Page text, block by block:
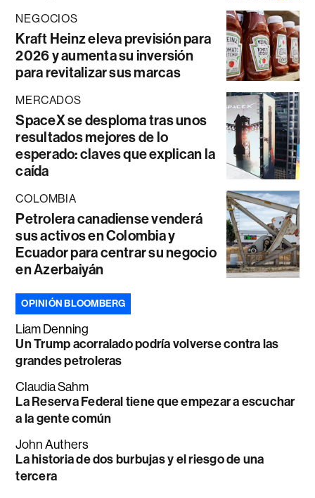
NEGOCIOS
Kraft Heinz eleva previsión para
2026 y aumenta su inversión
para revitalizar sus marcas
MERCADOS
SpaceX se desploma tras unos
resultados mejores de lo
esperado: claves que explican la
caída
COLOMBIA
Petrolera canadiense venderá
sus activos en Colombia y
Ecuador para centrar su negocio
en Azerbaiyán
OPINIÓN BLOOMBERG
Liam Denning
Un Trump acorralado podría volverse contra las
grandes petroleras
Claudia Sahm
La Reserva Federal tiene que empezar a escuchar
a la gente común
John Authers
La historia de dos burbujas y el riesgo de una
tercera